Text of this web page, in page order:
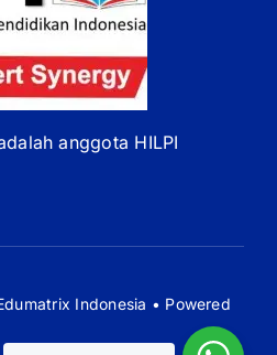
anggota HILPI
Indonesia • Powered